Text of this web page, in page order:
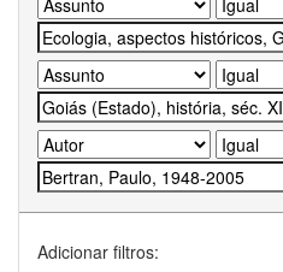
Adicionar filtros: